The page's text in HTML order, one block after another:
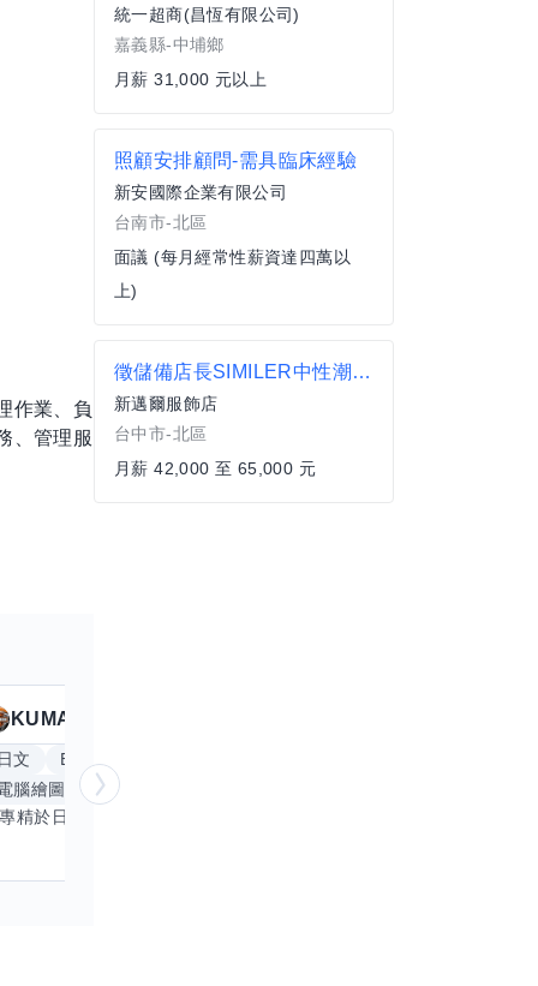
作業、負
、管理服
KUMA
文 Excel
腦繪圖
手繪
統一超商(昌恆有限公司)
嘉義縣-中埔鄉
月薪 31,000 元以上
照顧安排顧問-需具臨床經驗
新安國際企業有限公司
台南市-北區
面議 (每月經常性薪資達四萬以
上)
徵儲備店長SIMILER中性潮流服飾
新邁爾服飾店
台中市-北區
月薪 42,000 至 65,000 元